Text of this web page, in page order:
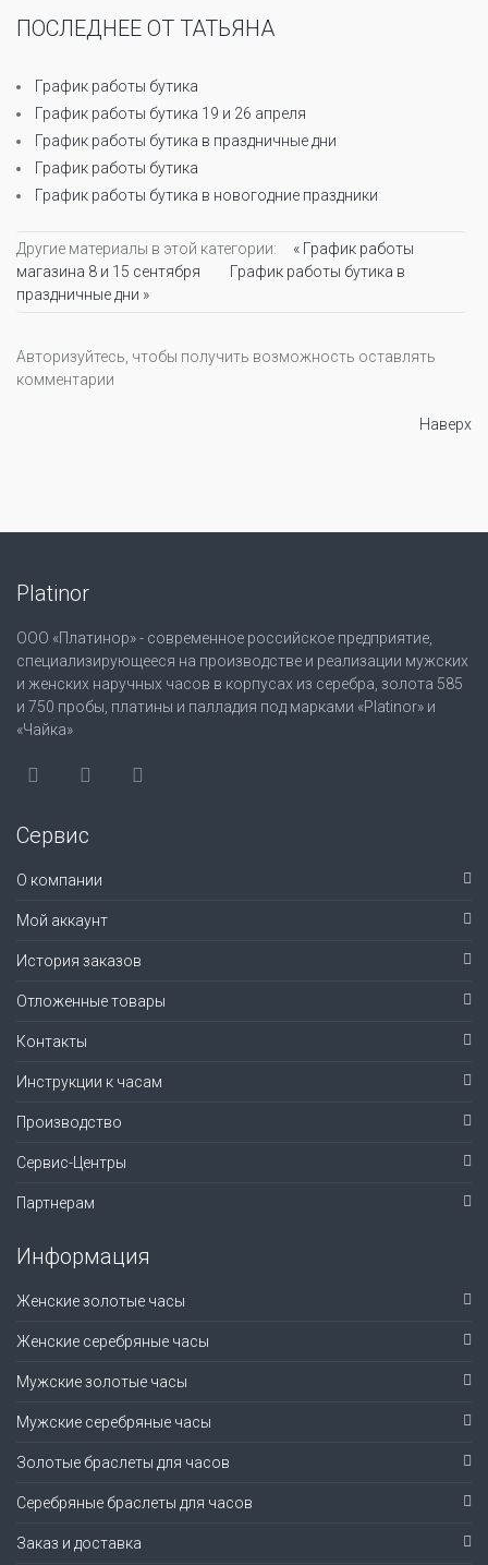
ПОСЛЕДНЕЕ ОТ ТАТЬЯНА
График работы бутика
График работы бутика 19 и 26 апреля
График работы бутика в праздничные дни
График работы бутика
График работы бутика в новогодние праздники
Другие материалы в этой категории:
« График работы
магазина 8 и 15 сентября
График работы бутика в
праздничные дни »
Авторизуйтесь, чтобы получить возможность оставлять
комментарии
Наверх
Platinor
ООО «Платинор» - современное российское предприятие,
специализирующееся на производстве и реализации мужских
и женских наручных часов в корпусах из серебра, золота 585
и 750 пробы, платины и палладия под марками «Platinor» и
«Чайка»
Сервис
О компании
Мой аккаунт
История заказов
Отложенные товары
Контакты
Инструкции к часам
Производство
Сервис-Центры
Партнерам
Информация
Женские золотые часы
Женские серебряные часы
Мужские золотые часы
Мужские серебряные часы
Золотые браслеты для часов
Серебряные браслеты для часов
Заказ и доставка